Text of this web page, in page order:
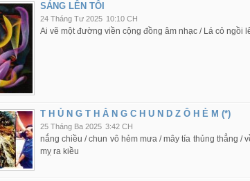
SÁNG LÊN TÔI
24 Tháng Tư 2025 10:10 CH
Ai vẽ một đường viền cộng đồng âm nhạc / Lá cỏ
T H Ủ N G T H Ẳ N G C H U N D Z Ô H Ẻ M (*)
25 Tháng Ba 2025 3:42 CH
nắng chiều / chun vô hẻm mưa / mây tía thủng thẳng
mỵ ra kiều